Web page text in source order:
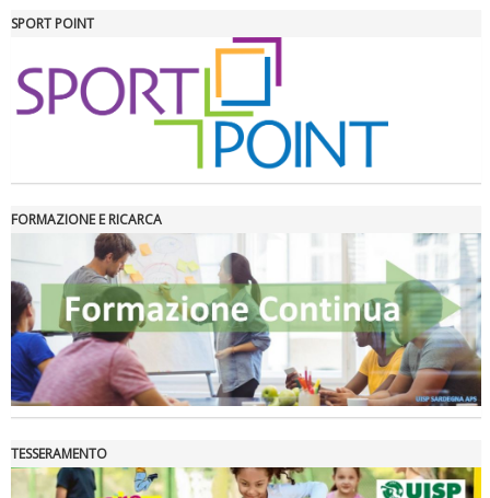
Tiziano Pesce a Radio InBlu2000 traccia il bilancio della stagione
Ddl Lobby, Uisp: “Il Parlamento valorizzi le nostre specificità"
SPORT POINT
FORMAZIONE E RICARCA
TESSERAMENTO